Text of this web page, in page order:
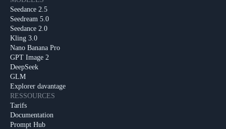
Seedance 2.5
Seedream 5.0
Seedance 2.0
Kling 3.0
Nano Banana Pro
GPT Image 2
DeepSeek
GLM
Explorer davantage
RESSOURCES
Tarifs
Documentation
Prompt Hub